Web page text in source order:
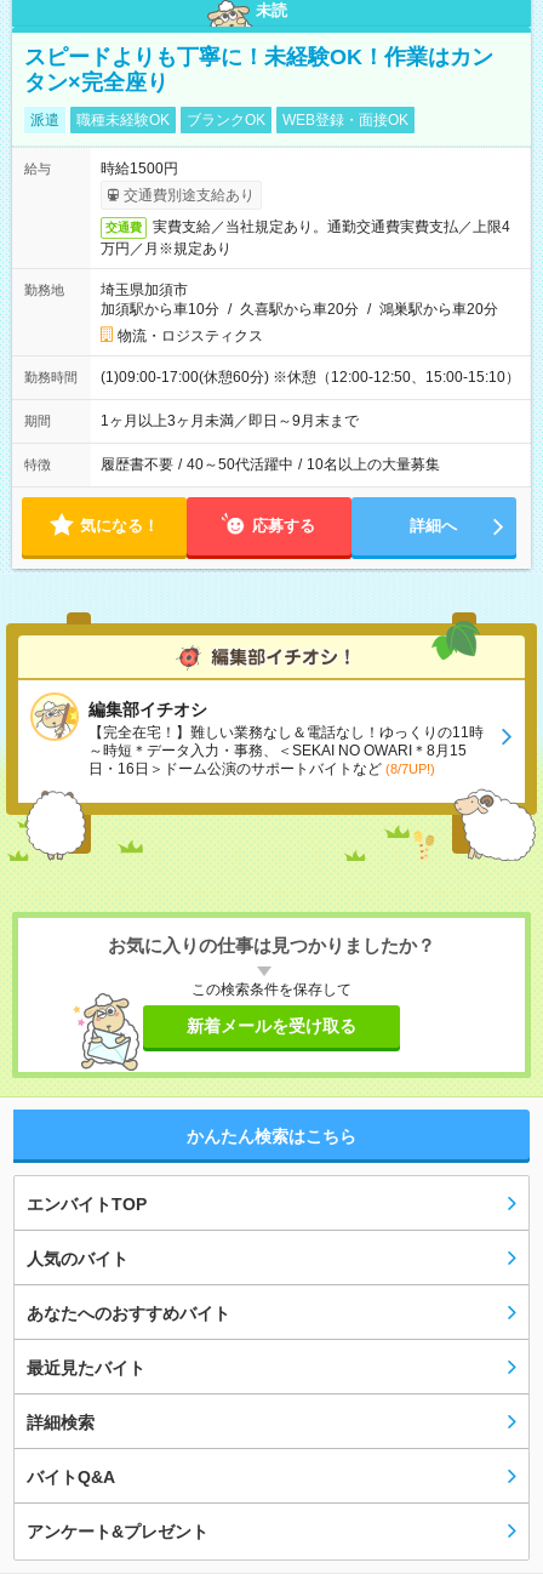
未読
スピードよりも丁寧に！未経験OK！作業はカン
タン×完全座り
派遣 職種未経験OK ブランクOK WEB登録・面接OK
給与
時給1500円
交通費別途支給あり
交通費
実費支給／当社規定あり。通勤交通費実費支払／上限4
万円／月※規定あり
勤務地
埼玉県加須市
加須駅から車10分 / 久喜駅から車20分 / 鴻巣駅から車20分
物流・ロジスティクス
勤務時間 (1)09:00-17:00(休憩60分) ※休憩（12:00-12:50、15:00-15:10）
期間 1ヶ月以上3ヶ月未満／即日～9月末まで
特徴 履歴書不要 / 40～50代活躍中 / 10名以上の大量募集
気になる！ 応募する 詳細へ
編集部イチオシ
【完全在宅！】難しい業務なし＆電話なし！ゆっくりの11時
～時短＊データ入力・事務、＜SEKAI NO OWARI＊8月15
日・16日＞ドーム公演のサポートバイトなど (8/7UP!)
お気に入りの仕事は見つかりましたか？
この検索条件を保存して
新着メールを受け取る
かんたん検索はこちら
エンバイトTOP
人気のバイト
あなたへのおすすめバイト
最近見たバイト
詳細検索
バイトQ&A
アンケート&プレゼント